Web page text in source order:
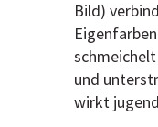
Bild)
und
wirkt